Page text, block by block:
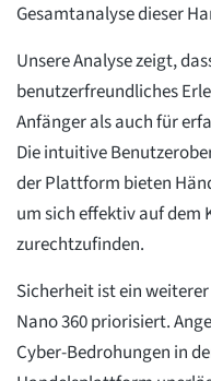
Gesamtanalyse dieser
Unsere Analyse zeigt,
benutzerfreundliches
Anfänger als auch für
Die intuitive
der Plattform bieten
um sich effektiv auf
zurechtzufinden.
Sicherheit ist ein
Nano 360 priorisiert.
Cyber-Bedrohungen in